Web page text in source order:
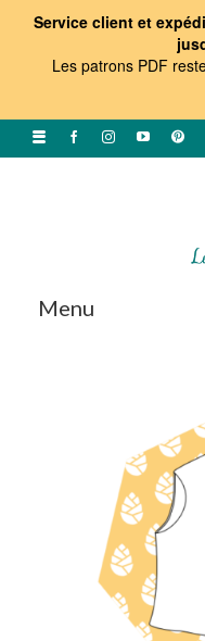
Service client et
Les patrons PDF
Menu